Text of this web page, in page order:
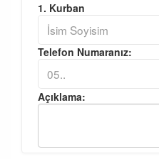
1. Kurban
Telefon Numaranız:
Açıklama: